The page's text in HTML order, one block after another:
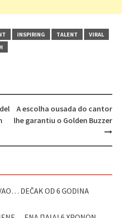
INSPIRING TALENT
VIRAL
A escolha ousada do cantor
lhe garantiu o Golden Buzzer
DEČAK OD 6 GODINA